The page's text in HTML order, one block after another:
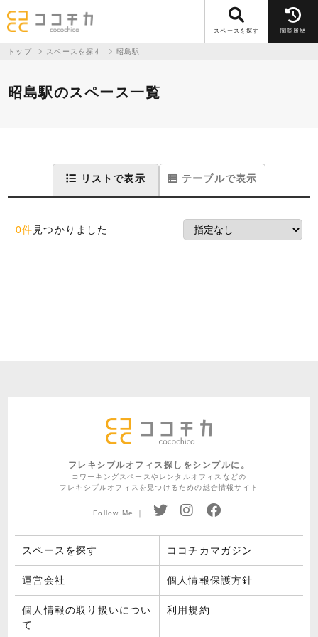
スペースを探す 閲覧履歴
トップ スペースを探す 昭島駅
昭島駅のスペース一覧
リストで表示 テーブルで表示
0件 見つかりました
フレキシブルオフィス探しをシンプルに。
コワーキングスペースやレンタルオフィスなどの
フレキシブルオフィスを見つけるための総合情報サイト
Follow Me ｜
スペースを探す ココチカマガジン
運営会社 個人情報保護方針
個人情報の取り扱いについ
て
利用規約